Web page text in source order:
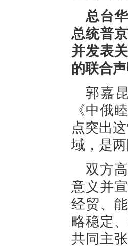
总台
总统普
并发表
的联合
郭嘉
《中俄
点突出
域，是
双方
意义并
经贸、
略稳定
共同主